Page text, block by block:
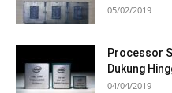
05/02/2019
Processor
Dukung
04/04/2019